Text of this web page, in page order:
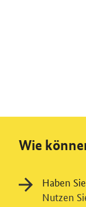
Wie
Haben
Nutzen